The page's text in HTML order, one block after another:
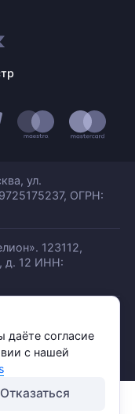
даёте согласие
с нашей
Отказаться
ул.
ОГРН:
123112,
д. 12 ИНН: